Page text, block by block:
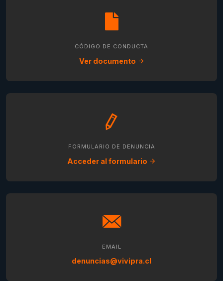
CÓDIGO DE CONDUCTA
Ver documento
FORMULARIO DE DENUNCIA
Acceder al formulario
EMAIL
denuncias@vivipra.cl